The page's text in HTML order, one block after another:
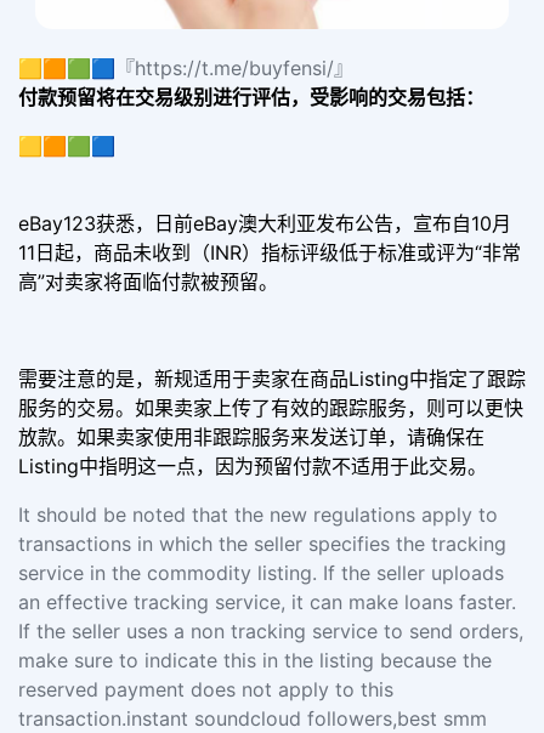
🟨🟧🟩🟦『https://t.me/buyfensi/』
付款预留将在交易级别进行评估，受影响的交易包括：
🟨🟧🟩🟦
eBay123获悉，日前eBay澳大利亚发布公告，宣布自10月
11日起，商品未收到（INR）指标评级低于标准或评为“非常
高”对卖家将面临付款被预留。
需要注意的是，新规适用于卖家在商品Listing中指定了跟踪
服务的交易。如果卖家上传了有效的跟踪服务，则可以更快
放款。如果卖家使用非跟踪服务来发送订单，请确保在
Listing中指明这一点，因为预留付款不适用于此交易。
It should be noted that the new regulations apply to
transactions in which the seller specifies the tracking
service in the commodity listing. If the seller uploads
an effective tracking service, it can make loans faster.
If the seller uses a non tracking service to send orders,
make sure to indicate this in the listing because the
reserved payment does not apply to this
transaction.instant soundcloud followers,best smm